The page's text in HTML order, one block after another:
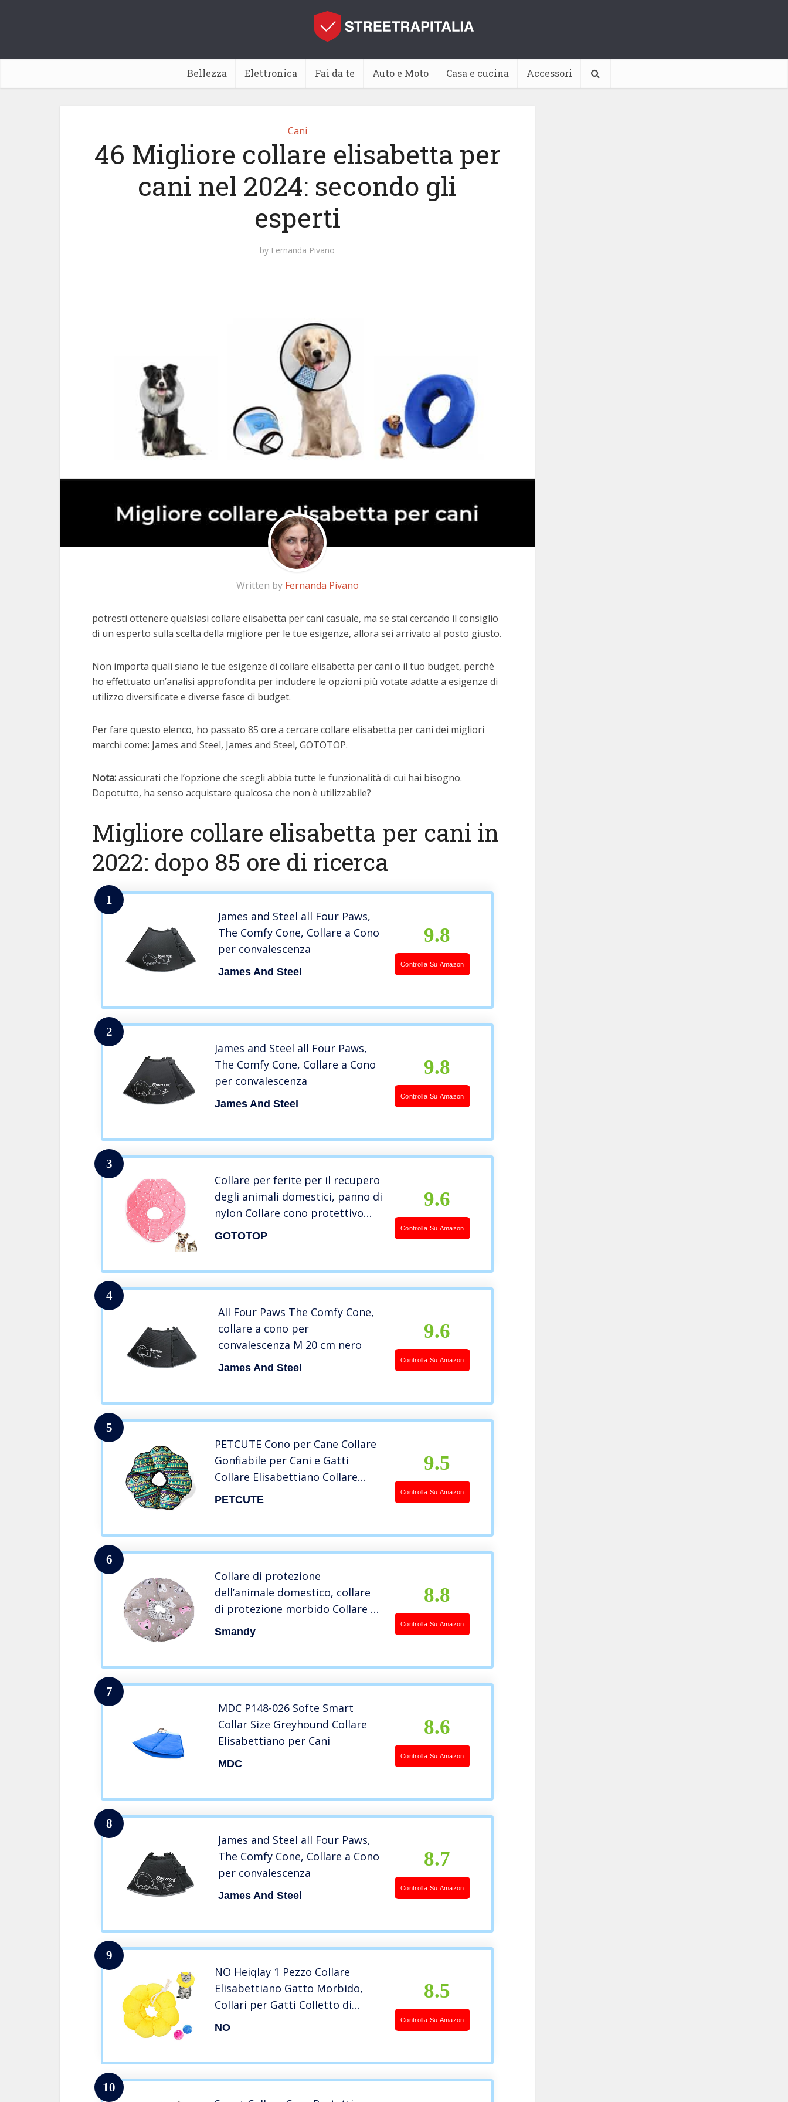
Bellezza Elettronica Fai da te Auto e Moto Casa e cucina Accessori
Cani
46 Migliore collare elisabetta per
cani nel 2024: secondo gli
esperti
by Fernanda Pivano
Written by Fernanda Pivano
potresti ottenere qualsiasi collare elisabetta per cani casuale, ma se stai cercando il consiglio
di un esperto sulla scelta della migliore per le tue esigenze, allora sei arrivato al posto giusto.
Non importa quali siano le tue esigenze di collare elisabetta per cani o il tuo budget, perché
ho effettuato un’analisi approfondita per includere le opzioni più votate adatte a esigenze di
utilizzo diversificate e diverse fasce di budget.
Per fare questo elenco, ho passato 85 ore a cercare collare elisabetta per cani dei migliori
marchi come: James and Steel, James and Steel, GOTOTOP.
Nota:assicurati che l’opzione che scegli abbia tutte le funzionalità di cui hai bisogno.
Dopotutto, ha senso acquistare qualcosa che non è utilizzabile?
Migliore collare elisabetta per cani in
2022: dopo 85 ore di ricerca
1
James and Steel all Four Paws,
The Comfy Cone, Collare a Cono
per convalescenza
James And Steel
9.8
Controlla Su Amazon
2
James and Steel all Four Paws,
The Comfy Cone, Collare a Cono
per convalescenza
James And Steel
9.8
Controlla Su Amazon
3
Collare per ferite per il recupero
degli animali domestici, panno di
nylon Collare cono protettivo
morbido petalo rosa Collare
GOTOTOP
9.6
Controlla Su Amazon
4
All Four Paws The Comfy Cone,
collare a cono per
convalescenza M 20 cm nero
James And Steel
9.6
Controlla Su Amazon
5
PETCUTE Cono per Cane Collare
Gonfiabile per Cani e Gatti
Collare Elisabettiano Collare
Protettivo Cono di Protezione
PETCUTE
9.5
Controlla Su Amazon
6
Collare di protezione
dell’animale domestico, collare
di protezione morbido Collare di
protezione dell’animale
domestico collare di protezione
Smandy
8.8
Controlla Su Amazon
7
MDC P148-026 Softe Smart
Collar Size Greyhound Collare
Elisabettiano per Cani
MDC
8.6
Controlla Su Amazon
8
James and Steel all Four Paws,
The Comfy Cone, Collare a Cono
per convalescenza
James And Steel
8.7
Controlla Su Amazon
9
NO Heiqlay 1 Pezzo Collare
Elisabettiano Gatto Morbido,
Collari per Gatti Colletto di
Protezione Collare di Sicurezza
NO
8.5
Controlla Su Amazon
10